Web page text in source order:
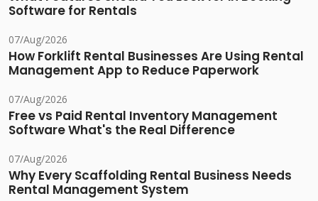
Software for Rentals
07/Aug/2026
How Forklift Rental Businesses Are Using Rental
Management App to Reduce Paperwork
07/Aug/2026
Free vs Paid Rental Inventory Management
Software What's the Real Difference
07/Aug/2026
Why Every Scaffolding Rental Business Needs
Rental Management System